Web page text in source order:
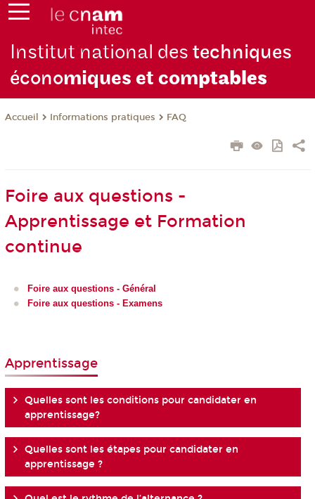
Institut national destechniques
économiques et comptables
Accueil Informations pratiques FAQ
Foire aux questions -
Apprentissage et Formation
continue
Foire aux questions - Général
Foire aux questions - Examens
Apprentissage
Quelles sont les conditions pour candidater en
apprentissage?
Quelles sont les étapes pour candidater en
apprentissage ?